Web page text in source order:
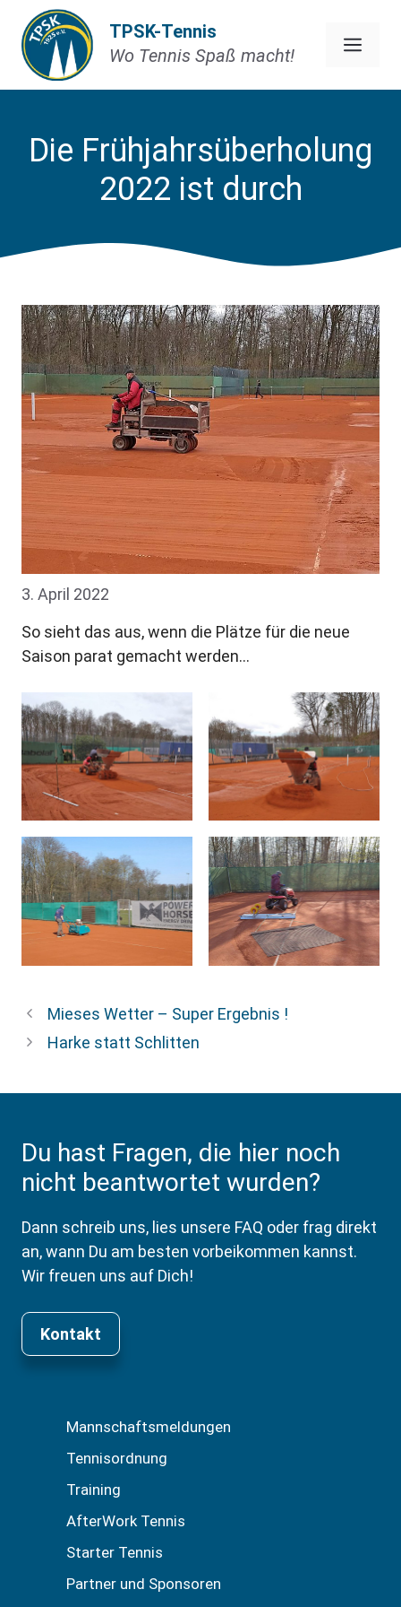
Inhalt
springen
TPSK-Tennis
Wo Tennis Spaß macht!
Die Frühjahrsüberholung
2022 ist durch
3. April 2022
So sieht das aus, wenn die Plätze für die neue
Saison parat gemacht werden…
Mieses Wetter – Super Ergebnis !
Harke statt Schlitten
Du hast Fragen, die hier noch
nicht beantwortet wurden?
Dann schreib uns, lies unsere FAQ oder frag direkt
an, wann Du am besten vorbeikommen kannst.
Wir freuen uns auf Dich!
Kontakt
Mannschaftsmeldungen
Tennisordnung
Training
AfterWork Tennis
Starter Tennis
Partner und Sponsoren